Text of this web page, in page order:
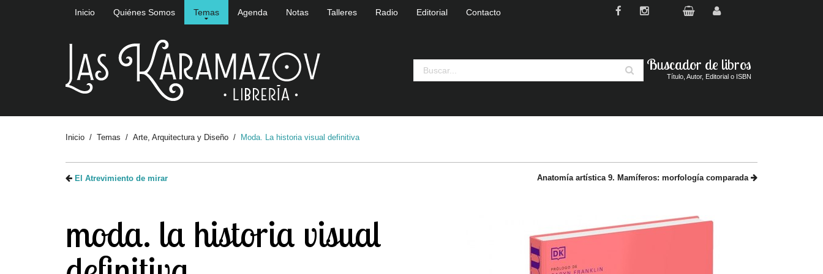
Inicio Quiénes Somos Temas Agenda Notas Talleres Radio Editorial Contacto
Buscador de libros
Título, Autor, Editorial o ISBN
Inicio Temas Arte, Arquitectura y Diseño Moda. La historia visual definitiva
El Atrevimiento de mirar Anatomía artística 9. Mamíferos: morfología comparada
moda. la historia visual